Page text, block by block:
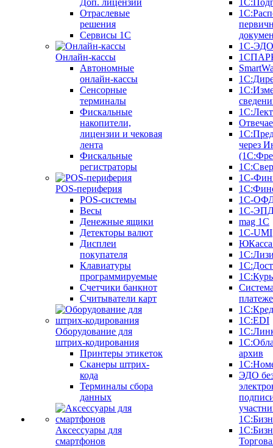
Доп. лицензии
Отраслевые
решения
Сервисы 1С
Онлайн-кассы
Автономные
онлайн-кассы
Сенсорные
терминалы
Фискальные
накопители,
лицензии и чековая
лента
Фискальные
регистраторы
POS-периферия
POS-системы
Весы
Денежные ящики
Детекторы валют
Дисплеи
покупателя
Клавиатуры
программируемые
Счетчики банкнот
Считыватели карт
Оборудование для
штрих-кодирования
Принтеры этикеток
Сканеры штрих-
кода
Терминалы сбора
данных
Аксессуары для
смартфонов
1С-ЭДО
через
1С-
1С-
1С-
mag 1C
1C-UMI
1С:EDI
архив
ЭДО